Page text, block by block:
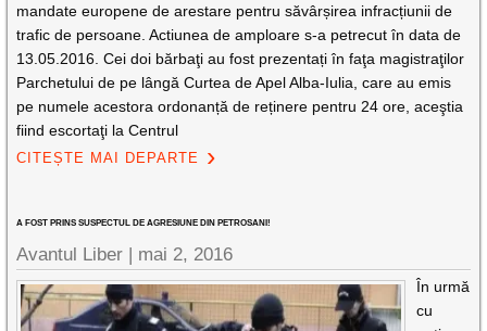
mandate europene de arestare pentru săvârșirea infracțiunii de
trafic de persoane. Actiunea de amploare s-a petrecut în data de
13.05.2016. Cei doi bărbaţi au fost prezentați în faţa magistraţilor
Parchetului de pe lângă Curtea de Apel Alba-Iulia, care au emis
pe numele acestora ordonanță de reținere pentru 24 ore, aceştia
fiind escortaţi la Centrul
CITEȘTE MAI DEPARTE
A FOST PRINS SUSPECTUL DE AGRESIUNE DIN PETROSANI!
Avantul Liber | mai 2, 2016
În urmă
cu